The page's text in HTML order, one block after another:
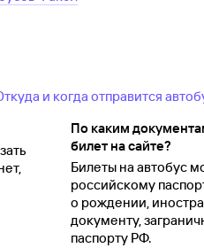
и когда отправится
По каким
билет на сайте?
Билеты на автобус
российскому
о рождении,
документу,
паспорту РФ.